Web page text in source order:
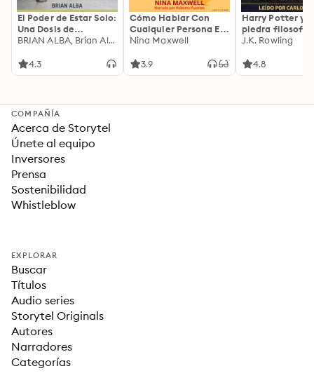
El Poder de Estar Solo:
Una Dosis de
Motivación
Ideas Revolucionarias
BRIAN ALBA, Brian Alba
4.3
Cómo Hablar Con
Cualquier Persona En
Cualquier Lugar Y En
Nina Maxwell
3.9
Harry Potter y
piedra filosofal
J.K. Rowling
4.8
COMPAÑÍA
Acerca de Storytel
Únete al equipo
Inversores
Prensa
Sostenibilidad
Whistleblow
EXPLORAR
Buscar
Títulos
Audio series
Storytel Originals
Autores
Narradores
Categorías